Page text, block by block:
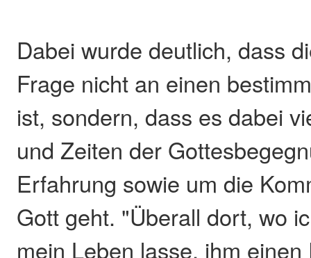
Dabei wurde deutlich, dass
Frage nicht an einen
ist, sondern, dass es dabei
und Zeiten der
Erfahrung sowie um die
Gott geht. "Überall dort, wo
mein Leben lasse, ihm